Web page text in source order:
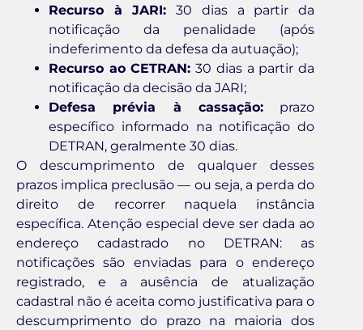
Recurso à JARI: 30 dias a partir da
notificação da penalidade (após
indeferimento da defesa da autuação);
Recurso ao CETRAN: 30 dias a partir da
notificação da decisão da JARI;
Defesa prévia à cassação:prazo
específico informado na notificação do
DETRAN, geralmente 30 dias.
O descumprimento de qualquer desses
prazos implica preclusão — ou seja, a perda do
direito de recorrer naquela instância
específica. Atenção especial deve ser dada ao
endereço cadastrado no DETRAN: as
notificações são enviadas para o endereço
registrado, e a ausência de atualização
cadastral não é aceita como justificativa para o
descumprimento do prazo na maioria dos